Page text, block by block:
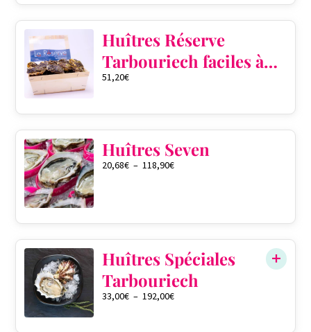
Huîtres Réserve
Tarbouriech faciles à
ouvrir pré ouvertes
51,20€
Huîtres Seven
20,68€ – 118,90€
Huîtres Spéciales
Tarbouriech
33,00€ – 192,00€